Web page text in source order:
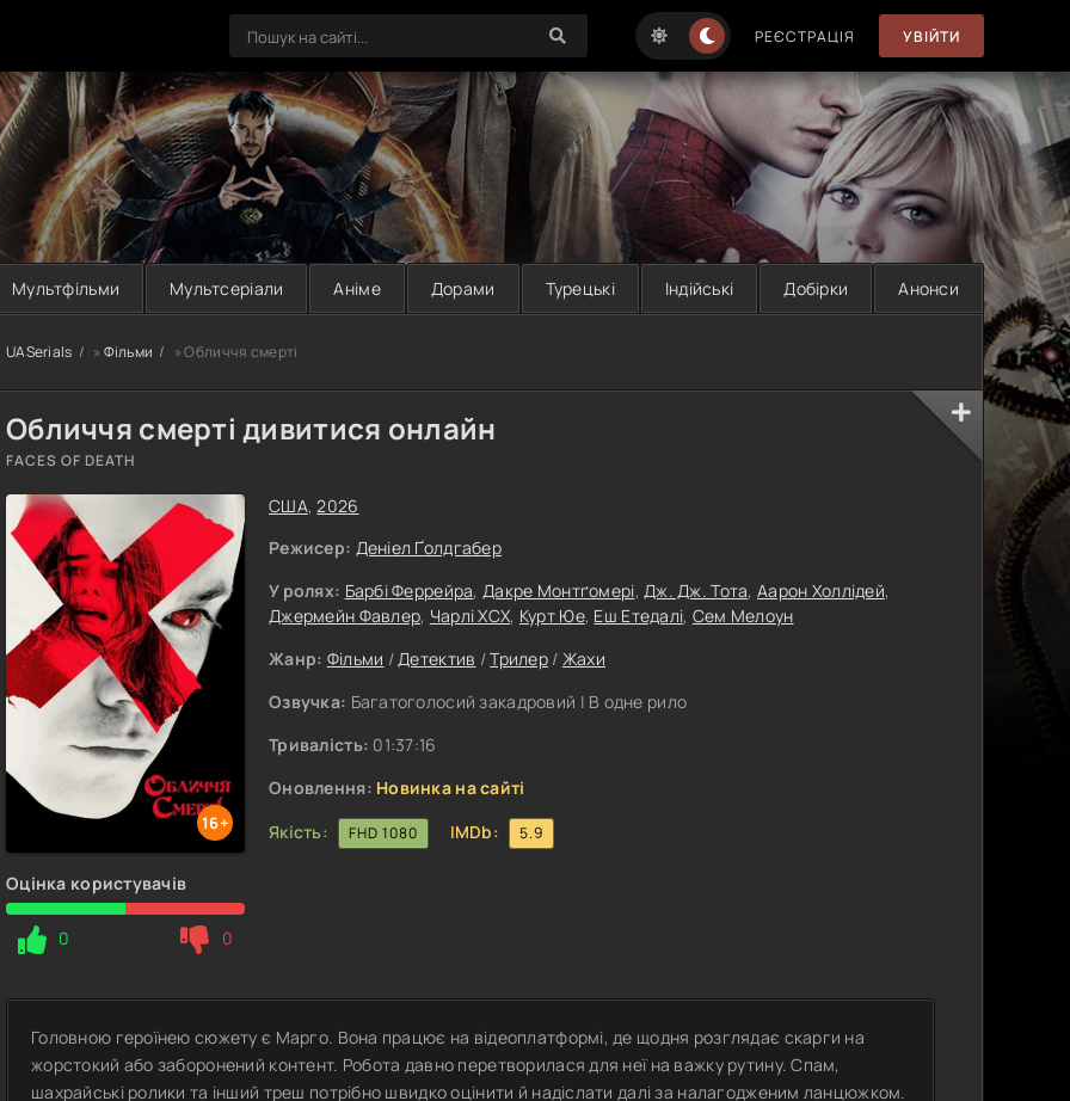
РЕЄСТРАЦІЯ УВІЙТИ
Мультфільми Мультсеріали Аніме Дорами Турецькі Індійські Добірки Анонси
UASerials » Фільми » Обличчя смерті
Обличчя смерті дивитися онлайн
FACES OF DEATH
16+
Оцінка користувачів
0 0
США,2026
Режисер: Деніел Ґолдгабер
У ролях: Барбі Феррейра,Дакре Монтґомері,Дж. Дж. Тота, Аарон Холлідей,
Джермейн Фавлер, Чарлі XCX, Курт Юе, Еш Етедалі, Сем Мелоун
Жанр: Фільми /Детектив /Трилер / Жахи
Озвучка: Багатоголосий закадровий | В одне рило
Тривалість: 01:37:16
Оновлення: Новинка на сайті
Якість:
FHD 1080 IMDb: 5.9
Головною героїнею сюжету є Марго. Вона працює на відеоплатформі, де щодня розглядає скарги на
жорстокий або заборонений контент. Робота давно перетворилася для неї на важку рутину. Спам,
шахрайські ролики та інший треш потрібно швидко оцінити й надіслати далі за налагодженим ланцюжком.